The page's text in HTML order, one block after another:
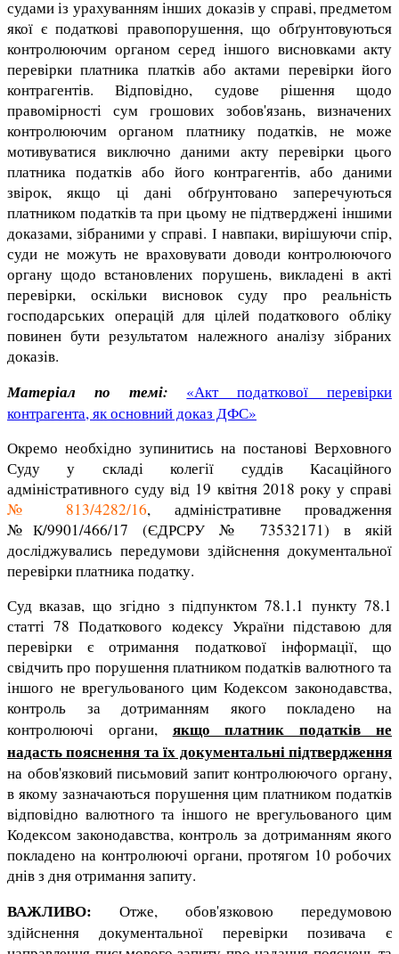
судами із урахуванням інших доказів у справі, предметом
якої є податкові правопорушення, що обґрунтовуються
контролюючим органом серед іншого висновками акту
перевірки платника платків або актами перевірки його
контрагентів. Відповідно, судове рішення щодо
правомірності сум грошових зобов'язань, визначених
контролюючим органом платнику податків, не може
мотивуватися виключно даними акту перевірки цього
платника податків або його контрагентів, або даними
звірок, якщо ці дані обґрунтовано заперечуються
платником податків та при цьому не підтверджені іншими
доказами, зібраними у справі. І навпаки, вирішуючи спір,
суди не можуть не враховувати доводи контролюючого
органу щодо встановлених порушень, викладені в акті
перевірки, оскільки висновок суду про реальність
господарських операцій для цілей податкового обліку
повинен бути результатом належного аналізу зібраних
доказів.
Матеріал по темі: «Акт податкової перевірки
контрагента, як основний доказ ДФС»
Окремо необхідно зупинитись на постанові Верховного
Суду у складі колегії суддів Касаційного
адміністративного суду від 19 квітня 2018 року у справі
№ 813/4282/16, адміністративне провадження
№К/9901/466/17 (ЄДРСРУ № 73532171) в якій
досліджувались передумови здійснення документальної
перевірки платника податку.
Суд вказав, що згідно з підпунктом 78.1.1 пункту 78.1
статті 78 Податкового кодексу України підставою для
перевірки є отримання податкової інформації, що
свідчить про порушення платником податків валютного та
іншого не врегульованого цим Кодексом законодавства,
контроль за дотриманням якого покладено на
контролюючі органи, якщо платник податків не
надасть пояснення та їх документальні підтвердження
на обов'язковий письмовий запит контролюючого органу,
в якому зазначаються порушення цим платником податків
відповідно валютного та іншого не врегульованого цим
Кодексом законодавства, контроль за дотриманням якого
покладено на контролюючі органи, протягом 10 робочих
днів з дня отримання запиту.
ВАЖЛИВО: Отже, обов'язковою передумовою
здійснення документальної перевірки позивача є